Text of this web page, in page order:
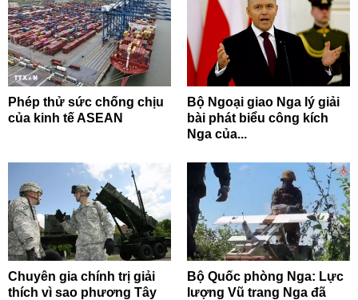
Phép thử sức chống chịu
của kinh tế ASEAN
Bộ Ngoại giao Nga lý giải
bài phát biểu công kích
Nga của...
Chuyên gia chính trị giải
thích vì sao phương Tây
Bộ Quốc phòng Nga: Lực
lượng Vũ trang Nga đã